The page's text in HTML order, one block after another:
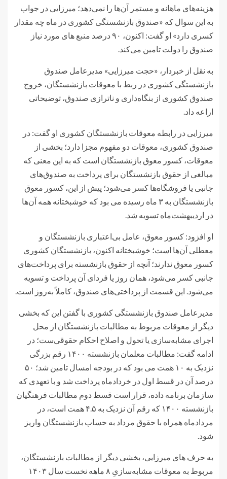
هزینه‌های ماهانه و مستمر آن‌ها را نمی‌دهد؛ میرزایی در جواب
به این سوال که «صندوق بازنشستگی کشوری در ماه چه مقدار
کسری دارد» او گفت: اکنون، ۹۰ درصد منبع های مورد نیاز
صندوق را دولت تامین می‌کند.
به نقل از خبردار، «حجت میرزایی» مدیرعامل صندوق
بازنشستگی کشوری در ربط با معوقات بازنشستگان، خروج
صندوق کشوری از بنگاه‌داری و ناترازی صندوق، توضیحاتی
اراعه داد.
میرزایی در رابطه معوقات بازنشستگان کشوری او گفت: در
صندوق کشوری، معوقات دو مفهوم مجزا دارد؛ بخشی از
معوقات، کسور معوق بازنشستگان است که به این معنی که
مبالغی از حقوق بازنشستگان برای پرداخت به صندوق‌های
جانبی یا فروشگاه‌ها کسر می‌شود؛ پیش از این، کسور معوق
بازنشستگان به ۳ ماه رسیده می بود که خوشبختانه همه آن‌ها
در اردیبهشت‌ماه تسویه شد.
او افزود: کسور معوق، عامل بی‌اعتباری بازنشستگان و
معطلی آن‌ها است؛ خوشبختانه اکنون، بازنشستگان کشوری
کسور معوق ندارند؛ آنچه از حقوق بازنشسته برای پرداخت‌های
جانبی کسر می‌شود، همان روز یا فردای آن پرداخت و تسویه
می‌شود. این قسمت از پرداختی‌های صندوق، کاملاً به‌روز است.
مدیرعامل صندوق بازنشستگی کشوری با گفتن این که بخشی
دیگر از معوقات مربوط به مطالبات بازنشستگان از محل
اجرای مشابه‌سازی یا تحول و اصلاح احکام حقوقی‌ست؛ در
ادامه گفت: مطالبات معلمان بازنشسته ۱۴۰۰ رقم بزرگی
نزدیک به ۱۰ همت می بود که در بودجه امسال تامین شد؛ ۵۰
درصد آن در قسط اول در خردادماه پرداخت شد و با تعهدی که
سازمان برنامه داده، قرار است قسط دوم مطالبات فرهنگیان
بازنشسته ۱۴۰۰ که رقم آن نزدیک به ۴.۵ همت است، در
مردادماه همراه با حقوق مرداد به حساب بازنشستگان واریز
شود.
به حرف های میرزایی، بخشی دیگر از مطالبات بازنشستگان،
مربوط به معوقات مشابه‌سازیِ ۸ ماهه نخست سال ۱۴۰۳